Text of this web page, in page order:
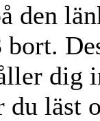
den
bort.
dig
du läst